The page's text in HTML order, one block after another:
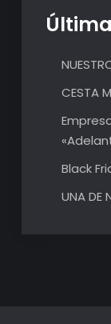
CESTA
Black
UNA DE